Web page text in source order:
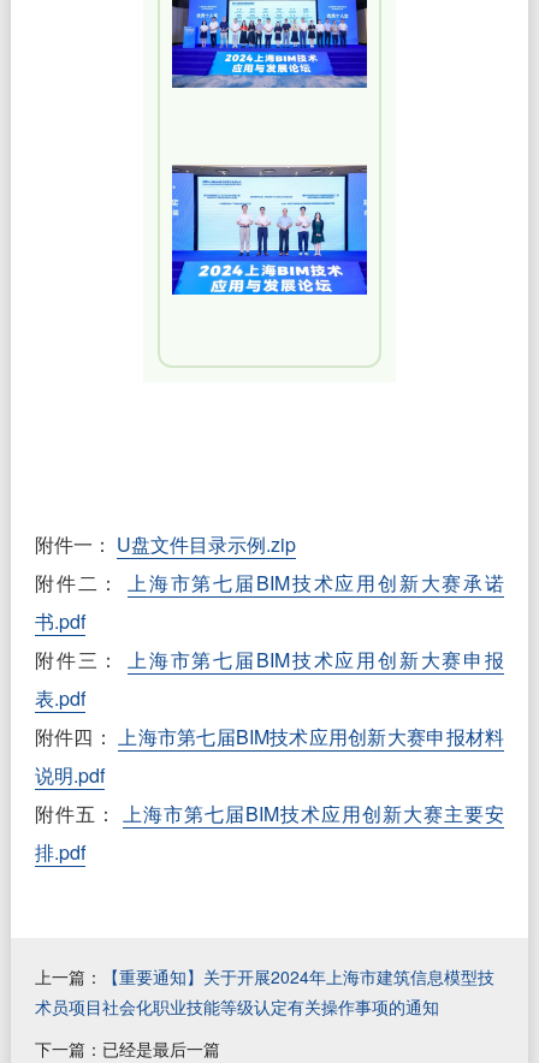
附件一： U盘文件目录示例.zip
附件二：上海市第七届BIM技术应用创新大赛承诺
书.pdf
附件三：上海市第七届BIM技术应用创新大赛申报
表.pdf
附件四：上海市第七届BIM技术应用创新大赛申报材料
说明.pdf
附件五： 上海市第七届BIM技术应用创新大赛主要安
排.pdf
上一篇：
【重要通知】关于开展2024年上海市建筑信息模型技
术员项目社会化职业技能等级认定有关操作事项的通知
下一篇：已经是最后一篇